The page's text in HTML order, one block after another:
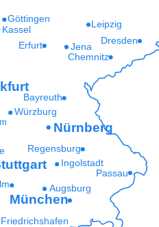
Friedrichshafen
Augsburg
Passau
Ingolstadt
Regensburg
Würzburg
Bayreuth
Chemnitz
Erfurt Jena
Dresden
Kassel
Göttingen
München
Nürnberg
Leipzig